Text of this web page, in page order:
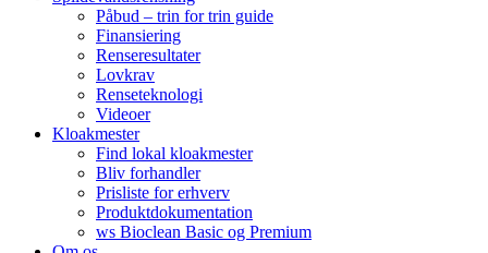
Påbud – trin for trin guide
Finansiering
Renseresultater
Lovkrav
Renseteknologi
Videoer
Kloakmester
Find lokal kloakmester
Bliv forhandler
Prisliste for erhverv
Produktdokumentation
ws Bioclean Basic og Premium